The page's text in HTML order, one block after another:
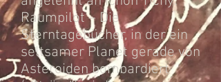
Raumpilot – Die
Sterntagebücher, in der ein
seltsamer Planet gerade von
Asteroiden bombardiert